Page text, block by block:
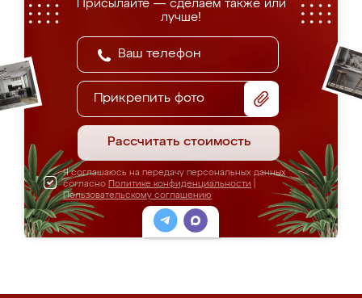
Присылайте — сделаем также или
лучше!
Прикрепить фото
Рассчитать стоимость
Я соглашаюсь на передачу персональных данных
согласно Политике конфиденциальности
Пользовательскому соглашению